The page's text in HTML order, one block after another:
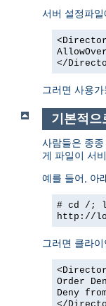
서버 설정파
</
그러면 사용
기본적으
사람들은 종
게 파일이 서
예를 들어, 아
# cd /;
http://
그러면 클라
Order
Deny